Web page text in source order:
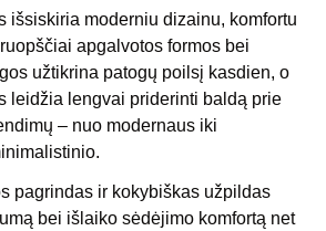
išsiskiria moderniu dizainu, komfortu
apgalvotos formos bei
užtikrina patogų poilsį kasdien, o
leidžia lengvai priderinti baldą prie
– nuo modernaus iki
pagrindas ir kokybiškas užpildas
bei išlaiko sėdėjimo komfortą net